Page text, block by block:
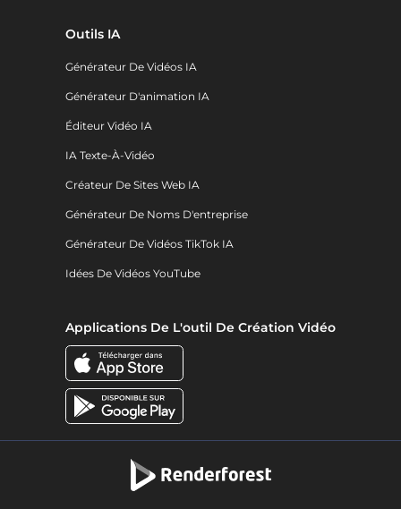
Outils IA
Générateur De Vidéos IA
Générateur D'animation IA
Éditeur Vidéo IA
IA Texte-À-Vidéo
Créateur De Sites Web IA
Générateur De Noms D'entreprise
Générateur De Vidéos TikTok IA
Idées De Vidéos YouTube
Applications De L'outil De Création Vidéo